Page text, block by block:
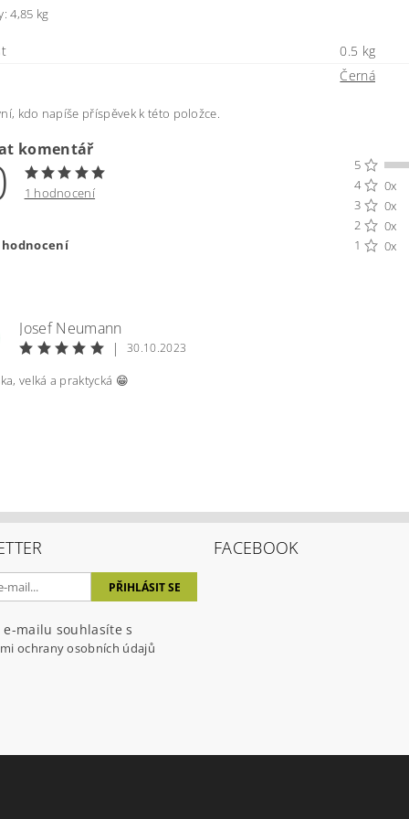
4,85 kg
0.5 kg
Černá
kdo napíše příspěvek k této položce.
komentář
1 hodnocení
5
4
0x
3
0x
2
0x
1
0x
Josef Neumann
|
30.10.2023
velká a praktycká 😁
e-mailu souhlasíte s
ochrany osobních údajů
FACEBOOK